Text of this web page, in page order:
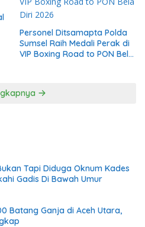
Personel Ditsamapta Polda
Sumsel Raih Medali Perak di
VIP Boxing Road to PON Bela
Tapi Diduga Oknum Kades
Gadis Di Bawah Umur
Batang Ganja di Aceh Utara,